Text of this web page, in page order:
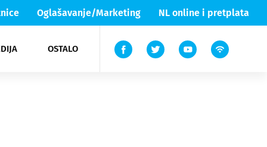
Oglašavanje/Marketing NL online i pretplata
OSTALO
Lika & Senj
TV